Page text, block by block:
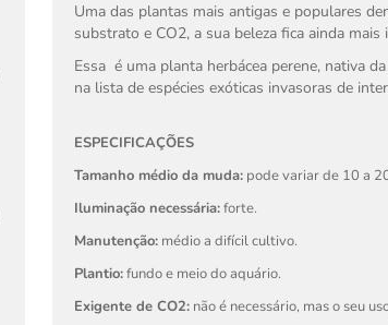
Uma das plantas mais antigas e populares
substrato e CO2, a sua beleza fica ainda
Essa é uma planta herbácea perene, nativa
na lista de espécies exóticas invasoras de
ESPECIFICAÇÕES
Tamanho médio da muda:pode variar de 10 a
Iluminação necessária:forte.
Manutenção:médio a difícil cultivo.
Plantio:fundo e meio do aquário.
Exigente de CO2:não é necessário, mas o seu